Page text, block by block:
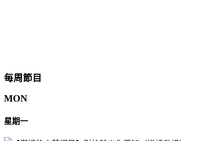
每周節目
MON
星期一